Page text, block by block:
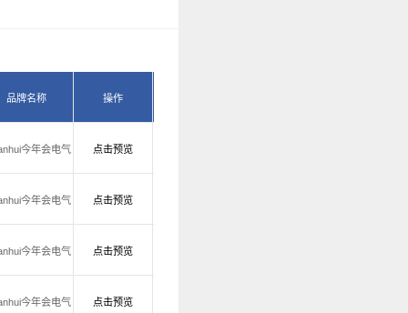
品牌名称 操作
今年会电气 点击预览
今年会电气 点击预览
今年会电气 点击预览
今年会电气 点击预览